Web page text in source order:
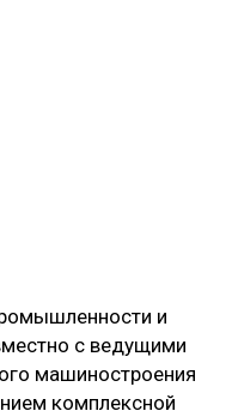
и
с ведущими
машиностроения
комплексной